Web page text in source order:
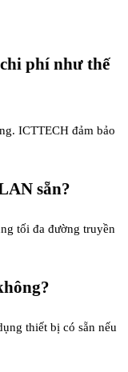
phí như thế
ICTTECH đảm bảo
sẵn?
tối đa đường truyền
thiết bị có sẵn nếu